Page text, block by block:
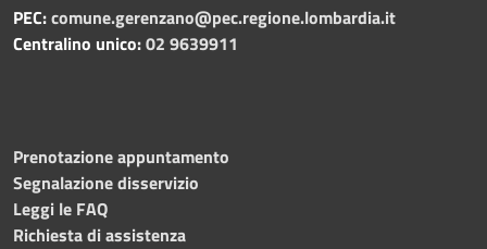
PEC:comune.gerenzano@pec.regione.lombardia.it
Centralino unico:02 9639911
Prenotazione appuntamento
Segnalazione disservizio
Leggi le FAQ
Richiesta di assistenza